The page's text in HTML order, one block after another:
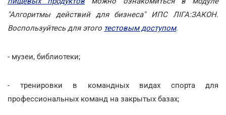
"Алгоритмы действий для бизнеса" ИПС ЛІГА:ЗАКОН.
Воспользуйтесь для этого тестовым доступом.
- музеи, библиотеки;
- тренировки в командных видах спорта для
профессиональных команд на закрытых базах;